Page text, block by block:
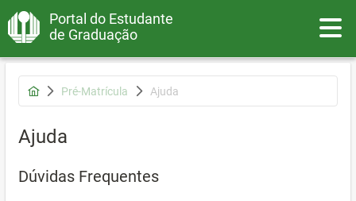
Portal do Estudante
de Graduação
Pré-Matrícula Ajuda
Ajuda
Dúvidas Frequentes